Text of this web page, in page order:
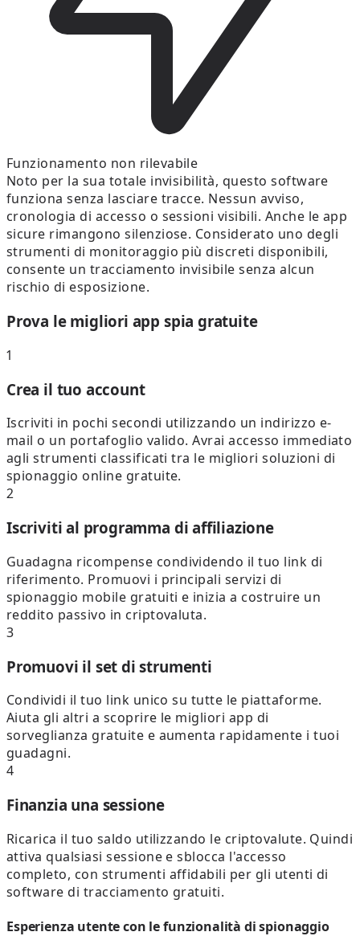
Funzionamento non rilevabile
Noto per la sua totale invisibilità, questo software
funziona senza lasciare tracce. Nessun avviso,
cronologia di accesso o sessioni visibili. Anche le app
sicure rimangono silenziose. Considerato uno degli
strumenti di monitoraggio più discreti disponibili,
consente un tracciamento invisibile senza alcun
rischio di esposizione.
Prova le migliori app spia gratuite
1
Crea il tuo account
Iscriviti in pochi secondi utilizzando un indirizzo e-
mail o un portafoglio valido. Avrai accesso immediato
agli strumenti classificati tra le migliori soluzioni di
spionaggio online gratuite.
2
Iscriviti al programma di affiliazione
Guadagna ricompense condividendo il tuo link di
riferimento. Promuovi i principali servizi di
spionaggio mobile gratuiti e inizia a costruire un
reddito passivo in criptovaluta.
3
Promuovi il set di strumenti
Condividi il tuo link unico su tutte le piattaforme.
Aiuta gli altri a scoprire le migliori app di
sorveglianza gratuite e aumenta rapidamente i tuoi
guadagni.
4
Finanzia una sessione
Ricarica il tuo saldo utilizzando le criptovalute. Quindi
attiva qualsiasi sessione e sblocca l'accesso
completo, con strumenti affidabili per gli utenti di
software di tracciamento gratuiti.
Esperienza utente con le funzionalità di spionaggio